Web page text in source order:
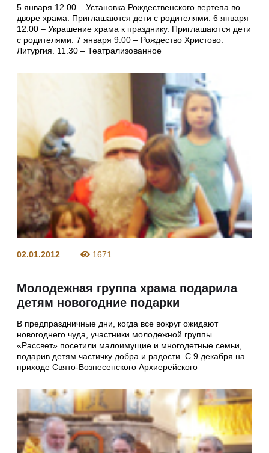
5 января 12.00 – Установка Рождественского вертепа во
дворе храма. Приглашаются дети с родителями. 6 января
12.00 – Украшение храма к празднику. Приглашаются дети
с родителями. 7 января 9.00 – Рождество Христово.
Литургия. 11.30 – Театрализованное
02.01.2012 1671
Молодежная группа храма подарила
детям новогодние подарки
В предпраздничные дни, когда все вокруг ожидают
новогоднего чуда, участники молодежной группы
«Рассвет» посетили малоимущие и многодетные семьи,
подарив детям частичку добра и радости. С 9 декабря на
приходе Свято-Вознесенского Архиерейского